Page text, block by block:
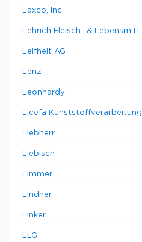
Laxco, Inc.
Lehrich Fleisch- & Lebensmitt.
Leifheit AG
Lenz
Leonhardy
Licefa Kunststoffverarbeitung
Liebherr
Liebisch
Limmer
Lindner
Linker
LLG